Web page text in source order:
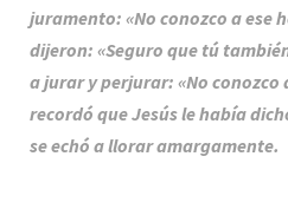
juramento: «No conozco a ese
dijeron: «Seguro que tú
a jurar y perjurar: «No conozco
recordó que Jesús le había
se echó a llorar amargamente.